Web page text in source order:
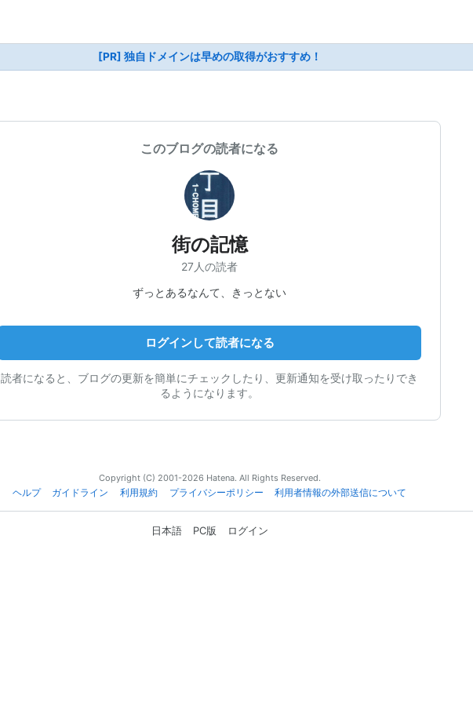
[PR] 独自ドメインは早めの取得がおすすめ！
このブログの読者になる
街の記憶
27人の読者
ずっとあるなんて、きっとない
ログインして読者になる
読者になると、ブログの更新を簡単にチェックしたり、更新通知を受け取ったりでき
るようになります。
Copyright (C) 2001-2026 Hatena. All Rights Reserved.
ヘルプ
ガイドライン 利用規約 プライバシーポリシー 利用者情報の外部送信について
日本語 PC版 ログイン